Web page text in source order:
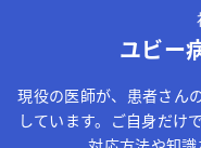
ユビー
現役の医師が、患者さん
しています。ご自身だけ